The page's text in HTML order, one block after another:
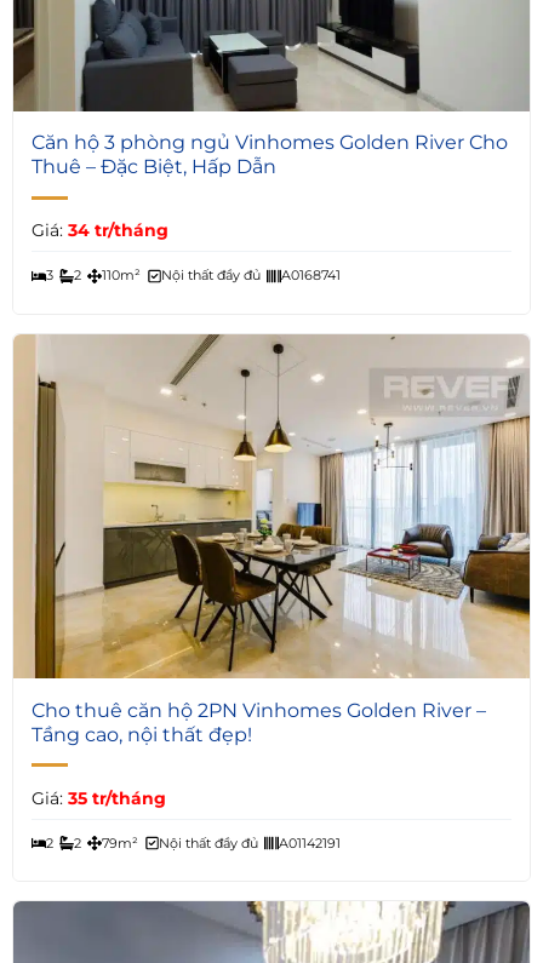
5
Căn hộ 3 phòng ngủ Vinhomes Golden River Cho
Thuê – Đặc Biệt, Hấp Dẫn
Giá: 34 tr/tháng
3 2 110m² Nội thất đầy đủ A0168741
6
Cho thuê căn hộ 2PN Vinhomes Golden River –
Tầng cao, nội thất đẹp!
Giá: 35 tr/tháng
2 2 79m² Nội thất đầy đủ A01142191